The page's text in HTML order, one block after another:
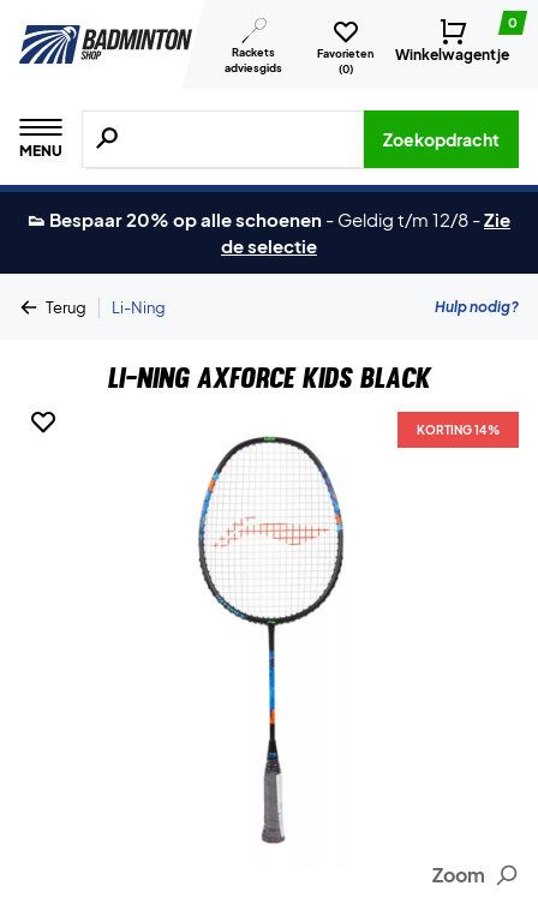
Rackets
adviesgids
Favorieten
(0)
0
Winkelwagentje
MENU
Zoeken naar producten, merken etc.
Zoekopdracht
👟 Bespaar 20% op alle schoenen - Geldig t/m 12/8 -Zie
de selectie
Terug | Li-Ning Hulp nodig?
Li-Ning AXForce Kids Black
KORTING 14%
Zoom